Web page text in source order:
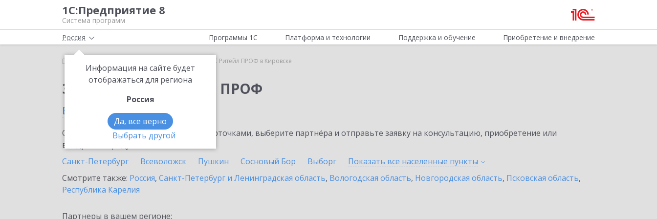
1С:Предприятие 8
Система программ
Россия
Информация на сайте будет
отображаться для региона
Россия
Да, все верно
Выбрать другой
Программы 1С Платформа и технологии Поддержка и обучение Приобретение и внедрение
Главная ИТС Ритейл ПРОФ в Кировске
Заказать ИТС Ритейл ПРОФ
в Кировске
Ознакомьтесь с информационными карточками, выберите партнёра и отправьте заявку на консультацию, приобретение или
внедрение продукта.
Санкт-Петербург
Всеволожск Пушкин Сосновый Бор Выборг Показать все населенные пункты
Смотрите также: Россия, Санкт-Петербург и Ленинградская область, Вологодская область, Новгородская область, Псковская область,
Республика Карелия
Партнеры в вашем регионе: